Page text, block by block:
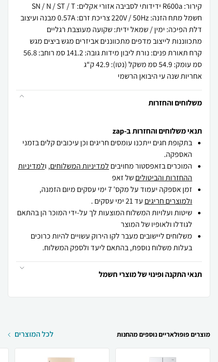
קירור: R600a ‏ידידותי לסביבה אזורי אקלים: SN / N / ST / T
חשמל מתח הזנה: ‎220V / 50Hz צריכת זרם: ‎0.57A מבנה ועיצוב
דלת הפיכה: ימין / שמאל ידית: שקועה מעוצבת רגליים
מתכווננות לייצוב מדפים מתכווננים אביזרים מגש ביצים מגש
קרח תאורת פנים: נורת ליבון מידות גובה: 141.2 סמ רוחב: 56.8
אחריות שנה עי היבואן הרשמי
משלוחים והחזרות
תנאי משלוחים והחזרות ב-zap
בתקופת חגים ייתכנו עומסים חריגים וכן עיכובים קלים בזמני
האספקה.
המוכרים בזאפסטור מחויבים למדיניות המשלוחים, ולמדיניות
ההחזרות והביטוליםשל זאפ
זמן אספקה יעמוד על מקס' 7 ימי עסקים מיום הזמנה,
ולמוצרים חריגים עד 21 ימי עסקים .
שיטות ועלויות המשלוח המוצעות לך על-ידי המוכר הן בהתאם
לגודלו ולאופיו של המוצר
משלוחים ליישובים מעבר לקו הירוק עשויים להיות כרוכים
בעלות משלוח נוספת, בהתאם ליעד ולספק המשלוח.
תנאי התקנה ופינוי של מוצרי חשמל
מוצרים פופולאריים נוספים מהחנות לכל המוצרים